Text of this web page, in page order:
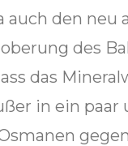
auch den neu
des
das
in ein paar